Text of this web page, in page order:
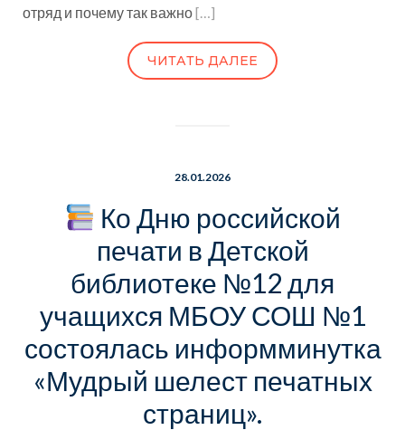
отряд и почему так важно[…]
ЧИТАТЬ ДАЛЕЕ
28.01.2026
Ко Дню российской
печати в Детской
библиотеке №12 для
учащихся МБОУ СОШ №1
состоялась информминутка
«Мудрый шелест печатных
страниц».